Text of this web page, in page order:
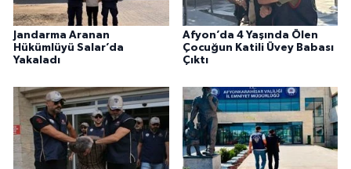
Jandarma Aranan
Hükümlüyü Salar’da
Yakaladı
Afyon’da 4 Yaşında Ölen
Çocuğun Katili Üvey Babası
Çıktı